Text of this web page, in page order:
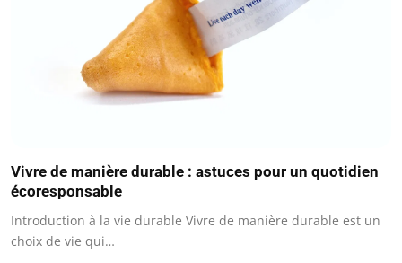
Vivre de manière durable : astuces pour un quotidien
écoresponsable
Introduction à la vie durable Vivre de manière durable est un
choix de vie qui…